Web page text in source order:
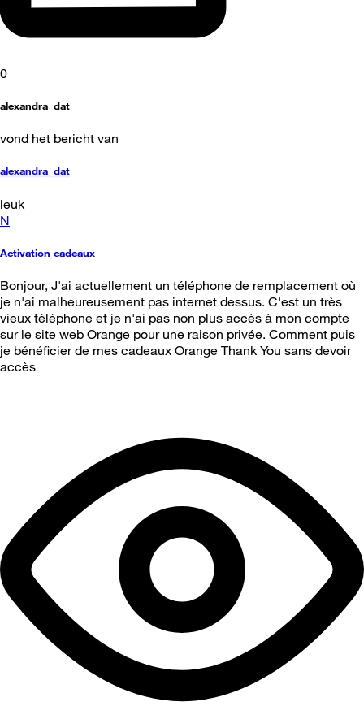
0
alexandra_dat
vond het bericht van
alexandra_dat
leuk
N
Activation cadeaux
Bonjour, J'ai actuellement un téléphone de remplacement où
je n'ai malheureusement pas internet dessus. C'est un très
vieux téléphone et je n'ai pas non plus accès à mon compte
sur le site web Orange pour une raison privée. Comment puis
je bénéficier de mes cadeaux Orange Thank You sans devoir
accès